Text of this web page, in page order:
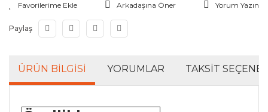
Arkadaşına Öner Yorum Yazın
Paylaş
ÜRÜN BILGISI YORUMLAR TAKSIT